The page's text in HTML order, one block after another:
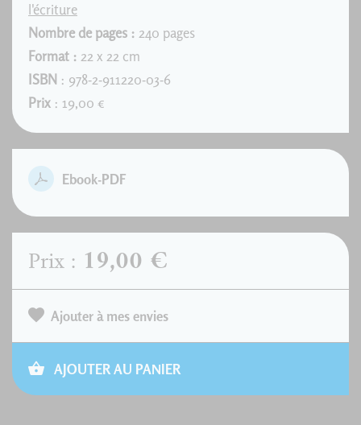
l'écriture
Nombre de pages : 240 pages
Format : 22 x 22 cm
ISBN : 978-2-911220-03-6
Prix : 19,00 €
Ebook-PDF
Prix : 19,00 €
Ajouter à mes envies
AJOUTER AU PANIER